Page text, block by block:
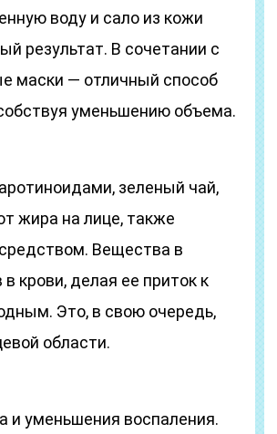
воду и сало из кожи
результат. В сочетании с
маски — отличный способ
уменьшению объема.
зеленый чай,
жира на лице, также
Вещества в
крови, делая ее приток к
Это, в свою очередь,
области.
уменьшения воспаления.